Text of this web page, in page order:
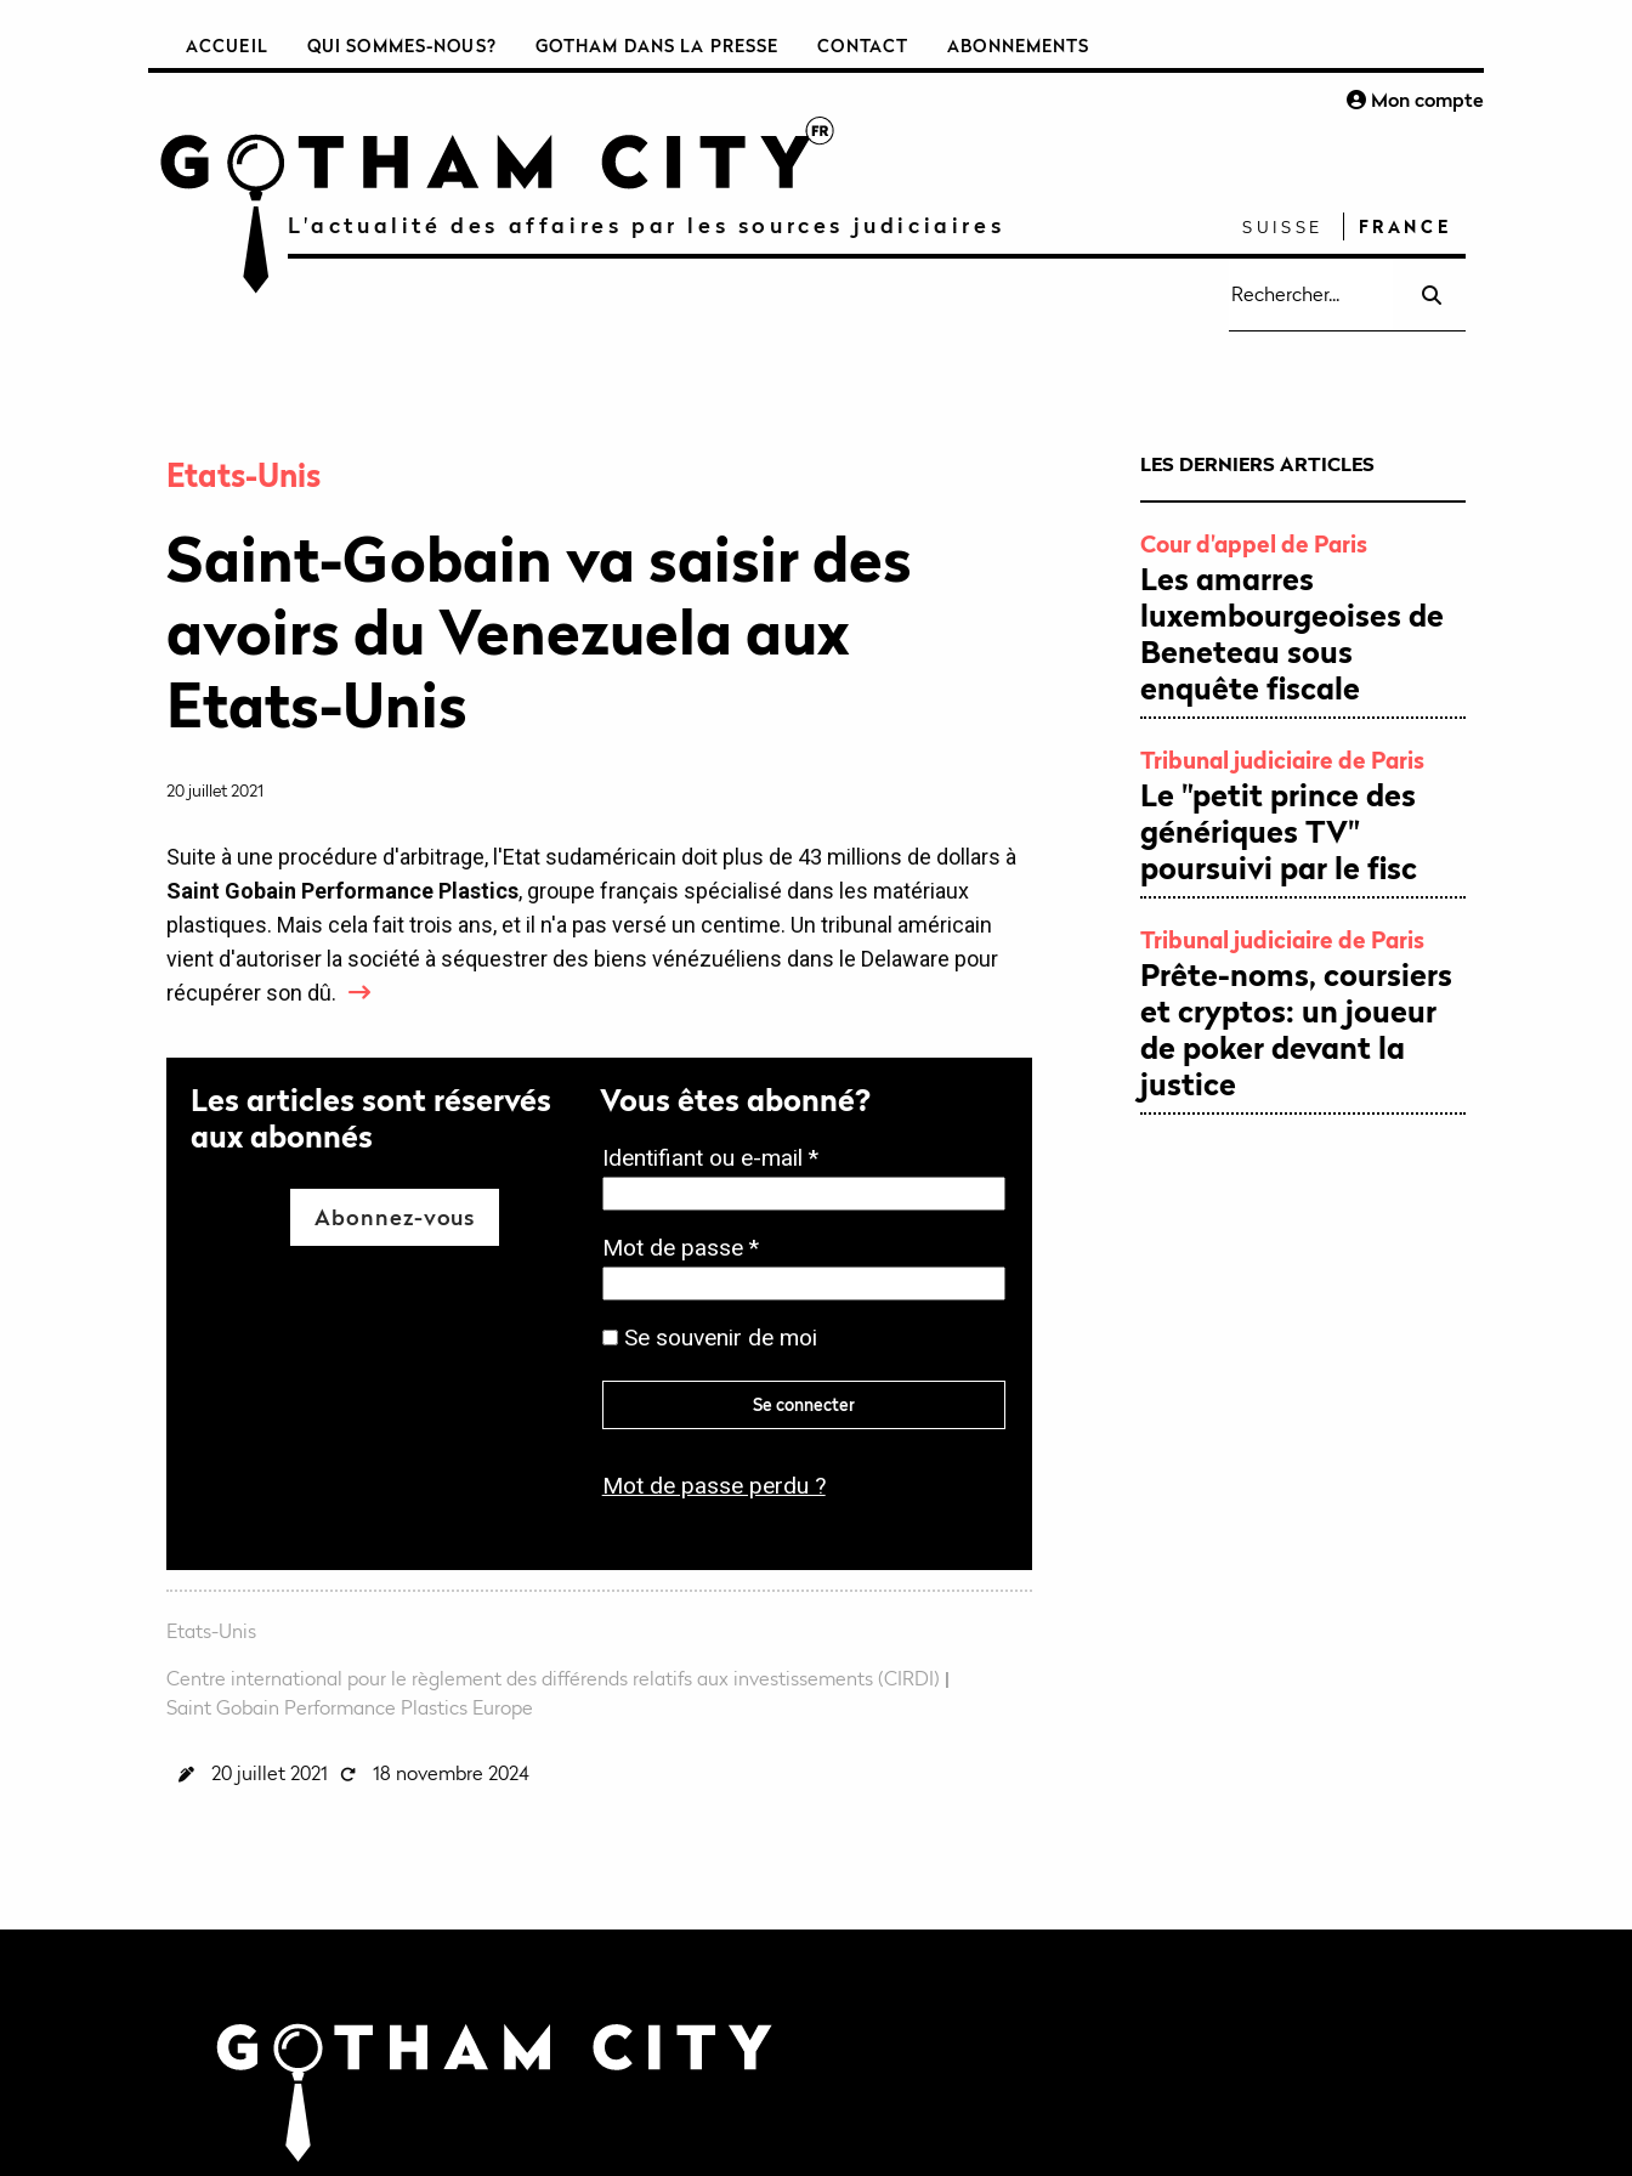
ACCUEIL QUI SOMMES-NOUS? GOTHAM DANS LA PRESSE CONTACT ABONNEMENTS
Mon compte
L'actualité des affaires par les sources judiciaires SUISSE FRANCE
pour
:
Etats-Unis
Saint-Gobain va saisir des
avoirs du Venezuela aux
Etats-Unis
20 juillet 2021
Suite à une procédure d'arbitrage, l'Etat sudaméricain doit plus de 43 millions de dollars à
Saint Gobain Performance Plastics, groupe français spécialisé dans les matériaux
plastiques. Mais cela fait trois ans, et il n'a pas versé un centime. Un tribunal américain
vient d'autoriser la société à séquestrer des biens vénézuéliens dans le Delaware pour
récupérer son dû.
Les articles sont réservés
aux abonnés
Abonnez-vous
Vous êtes abonné?
Identifiant ou e-mail *O
i
g
t
o
r
Mot de passe *O
g
a
o
r
Se souvenir de moi
Se connecter
Mot de passe perdu ?
Etats-Unis
Centre international pour le règlement des différends relatifs aux investissements (CIRDI) |
Saint Gobain Performance Plastics Europe
20 juillet 2021 18 novembre 2024
LES DERNIERS ARTICLES
Cour d'appel de Paris
Les amarres
luxembourgeoises de
Beneteau sous
enquête fiscale
Tribunal judiciaire de Paris
Le "petit prince des
génériques TV"
poursuivi par le fisc
Tribunal judiciaire de Paris
Prête-noms, coursiers
et cryptos: un joueur
de poker devant la
justice